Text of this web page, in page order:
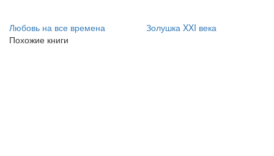
Любовь на все времена
Золушка XXI века
Похожие книги